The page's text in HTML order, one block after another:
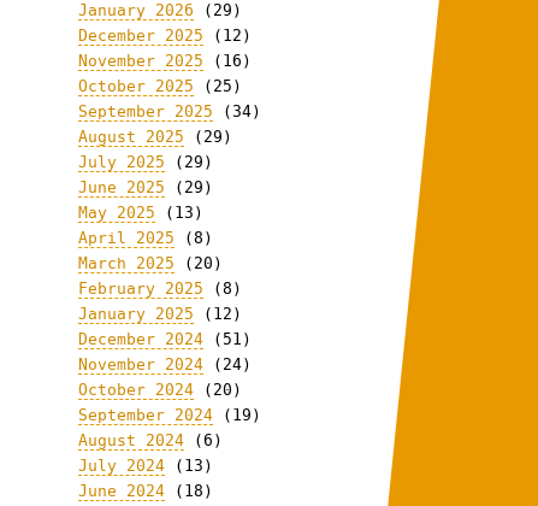
January 2026 (29)
December 2025 (12)
November 2025 (16)
October 2025 (25)
September 2025 (34)
August 2025 (29)
July 2025 (29)
June 2025 (29)
May 2025 (13)
April 2025 (8)
March 2025 (20)
February 2025 (8)
January 2025 (12)
December 2024 (51)
November 2024 (24)
October 2024 (20)
September 2024 (19)
August 2024 (6)
July 2024 (13)
June 2024 (18)